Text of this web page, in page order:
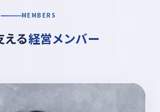
MEMBERS
る経営メンバー